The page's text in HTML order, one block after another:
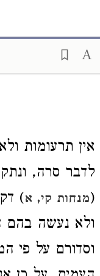
אין תרעומות
לדבר סרה,
(מנחות קי, א)
ולא נעשה בהם
וסדורם על פי